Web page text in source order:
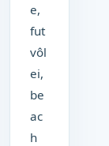
e,
fut
vôl
ei,
be
ac
h